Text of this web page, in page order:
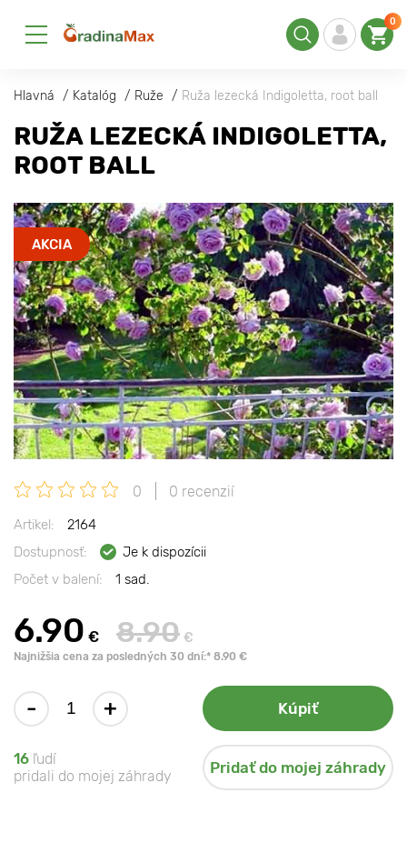
0
Hlavná Katalóg Ruže Ruža lezecká Indigoletta, root ball
RUŽA LEZECKÁ INDIGOLETTA,
ROOT BALL
AKCIA
0 0 recenzií
Artikel:
2164
Dostupnosť:
Je k dispozícii
Počet v balení:
1 sad.
6.90 € 8.90 €
Najnižšia cena za posledných 30 dní:* 8.90 €
- + Kúpiť
16 ľudí
pridali do mojej záhrady
Pridať do mojej záhrady